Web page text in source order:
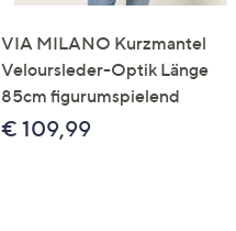
VIA MILANO Kurzmantel
Veloursleder-Optik Länge
85cm figurumspielend
€ 109,99